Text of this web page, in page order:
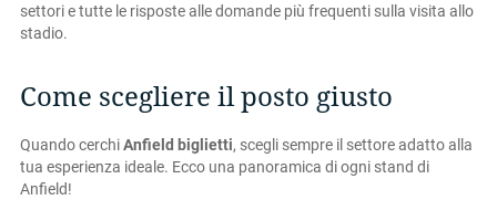
settori e tutte le risposte alle domande più frequenti sulla visita allo
stadio.
Come scegliere il posto giusto
Quando cerchiAnfield biglietti, scegli sempre il settore adatto alla
tua esperienza ideale. Ecco una panoramica di ogni stand di
Anfield!